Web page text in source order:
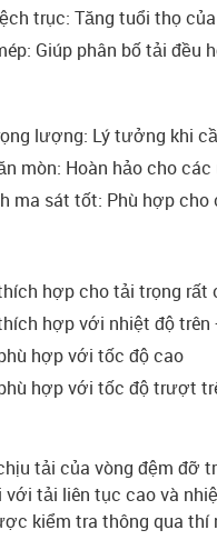
trục: Tăng tuổi thọ
Giúp phân bố tải đều
lượng: Lý tưởng khi
mòn: Hoàn hảo cho
ma sát tốt: Phù hợp cho
hợp cho tải trọng rất
hợp với nhiệt độ trên
hợp với tốc độ cao
hợp với tốc độ trượt
tải của vòng đệm đỡ
tải liên tục cao và
kiểm tra thông qua